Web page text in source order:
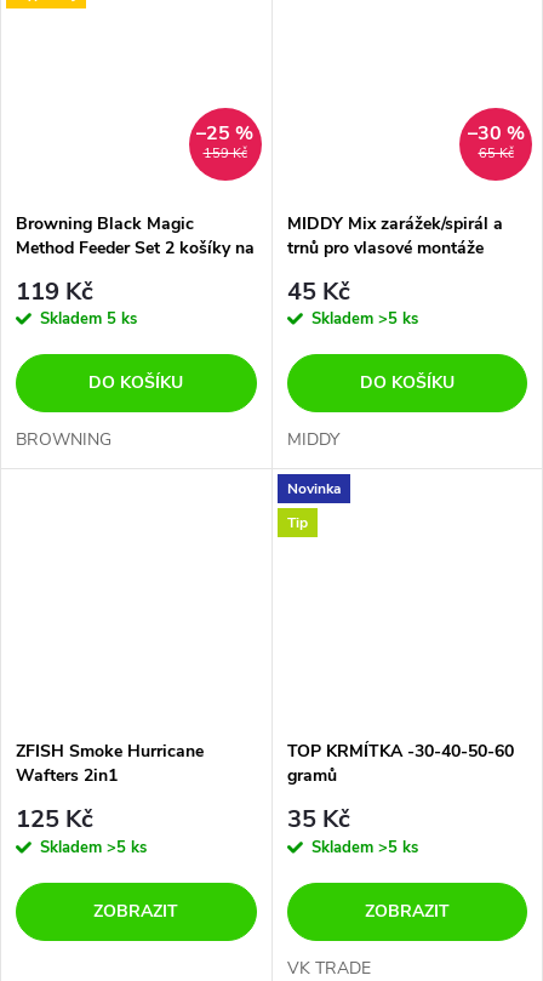
159 Kč
–25 %
Browning Black Magic
Method Feeder Set 2 košíky na
Forma na krmítko
119 Kč
Skladem 5 ks
DO KOŠÍKU
BROWNING
65 Kč
–30 %
MIDDY Mix zarážek/spirál a
trnů pro vlasové montáže
45 Kč
Skladem >5 ks
DO KOŠÍKU
MIDDY
ZFISH Smoke Hurricane
Wafters 2in1
125 Kč
Skladem >5 ks
ZOBRAZIT
Novinka
Tip
TOP KRMÍTKA -30-40-50-60
gramů
35 Kč
Skladem >5 ks
ZOBRAZIT
VK TRADE